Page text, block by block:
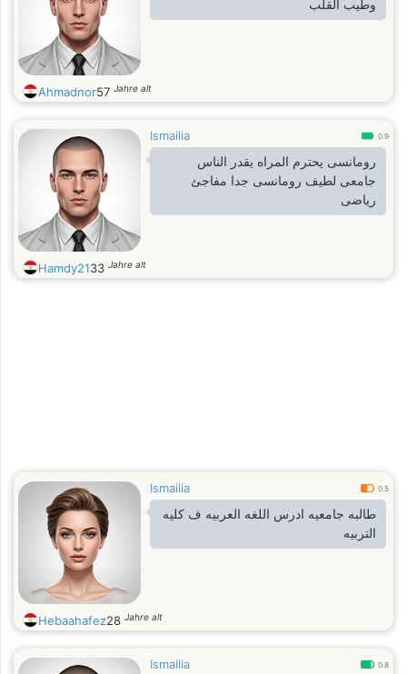
وطيب القلب
Ahmadnor57 Jahre alt
Ismailia 0.9
رومانسى يحترم المراه يقدر الناس
جامعى لطيف رومانسى جدا مفاجئ
رياضى
Hamdy2133 Jahre alt
Ismailia 0.5
طالبه جامعيه ادرس اللغه العربيه ف كليه
التربيه
Hebaahafez28 Jahre alt
Ismailia 0.8